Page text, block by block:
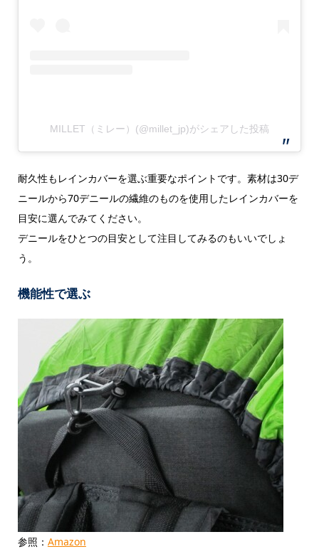
MILLET（ミレー）(@millet_jp)がシェアした投稿
耐久性もレインカバーを選ぶ重要なポイントです。素材は30デ
ニールから70デニールの繊維のものを使用したレインカバーを
目安に選んでみてください。
デニールをひとつの目安として注目してみるのもいいでしょ
う。
機能性で選ぶ
参照： Amazon